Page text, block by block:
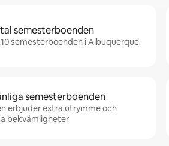
semesterboenden
semesterboenden i Albuquerque
semesterboenden
erbjuder extra utrymme och
bekvämligheter